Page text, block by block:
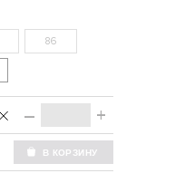
86
– +